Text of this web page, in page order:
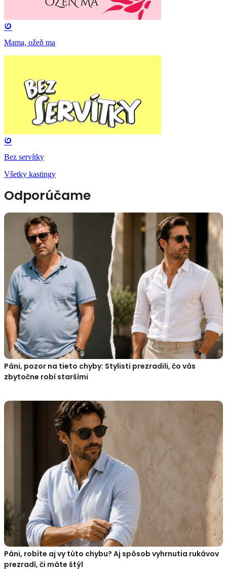
Mama, ožeň ma
Bez servítky
Všetky kastingy
Odporúčame
Páni, pozor na tieto chyby: Stylisti prezradili, čo vás
zbytočne robí staršími
Páni, robíte aj vy túto chybu? Aj spôsob vyhrnutia rukávov
prezradí, či máte štýl